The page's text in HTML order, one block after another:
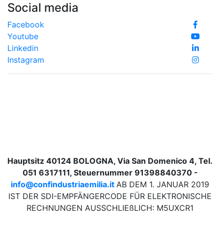
Social media
Facebook
Youtube
Linkedin
Instagram
Hauptsitz 40124 BOLOGNA, Via San Domenico 4, Tel.
051 6317111, Steuernummer 91398840370 -
info@confindustriaemilia.it AB DEM 1. JANUAR 2019
IST DER SDI-EMPFÄNGERCODE FÜR ELEKTRONISCHE
RECHNUNGEN AUSSCHLIEßLICH: M5UXCR1